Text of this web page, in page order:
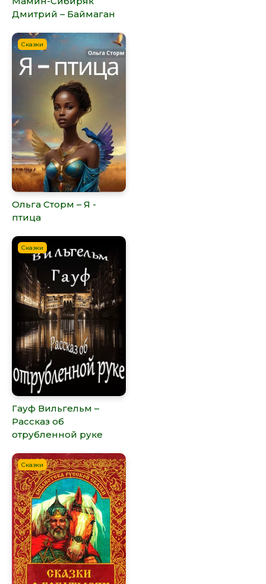
Дмитрий – Баймаган
Сказки
Ольга Сторм – Я -
птица
Сказки
Гауф Вильгельм –
Рассказ об
отрубленной руке
Сказки